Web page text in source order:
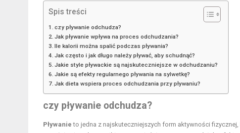
Spis treści
czy pływanie odchudza?
Jak pływanie wpływa na proces odchudzania?
Ile kalorii można spalić podczas pływania?
Jak często i jak długo należy pływać, aby schudnąć?
Jakie style pływackie są najskuteczniejsze w odchudzaniu?
Jakie są efekty regularnego pływania na sylwetkę?
Jak dieta wspiera proces odchudzania przy pływaniu?
czy pływanie odchudza?
Pływanie to jedna z najskuteczniejszych form aktywności